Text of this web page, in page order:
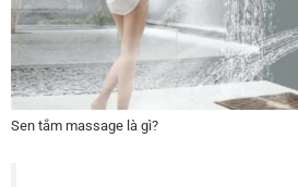
Sen tắm massage là gì?